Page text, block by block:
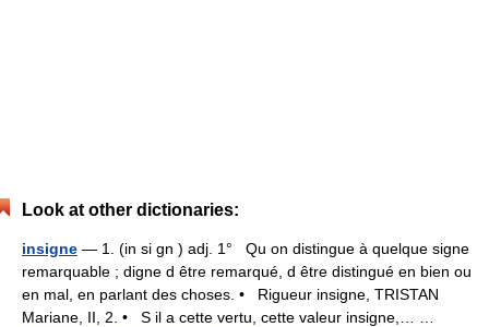
Look at other dictionaries:
insigne — 1. (in si gn ) adj. 1° Qu on distingue à quelque signe
remarquable ; digne d être remarqué, d être distingué en bien ou
en mal, en parlant des choses. • Rigueur insigne, TRISTAN
Mariane, II, 2. • S il a cette vertu, cette valeur insigne,… …